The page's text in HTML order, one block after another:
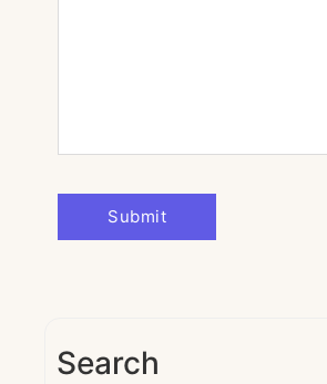
Search